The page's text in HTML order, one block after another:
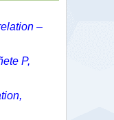
–
P,